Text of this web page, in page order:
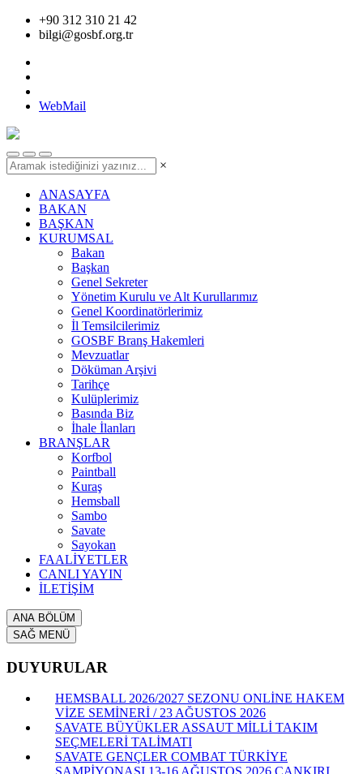
+90 312 310 21 42
bilgi@gosbf.org.tr
WebMail
×
ANASAYFA
BAKAN
BAŞKAN
KURUMSAL
Bakan
Başkan
Genel Sekreter
Yönetim Kurulu ve Alt Kurullarımız
Genel Koordinatörlerimiz
İl Temsilcilerimiz
GOSBF Branş Hakemleri
Mevzuatlar
Döküman Arşivi
Tarihçe
Kulüplerimiz
Basında Biz
İhale İlanları
BRANŞLAR
Korfbol
Paintball
Kuraş
Hemsball
Sambo
Savate
Sayokan
FAALİYETLER
CANLI YAYIN
İLETİŞİM
ANA BÖLÜM
SAĞ MENÜ
DUYURULAR
HEMSBALL 2026/2027 SEZONU ONLİNE HAKEM
VİZE SEMİNERİ / 23 AĞUSTOS 2026
SAVATE BÜYÜKLER ASSAUT MİLLİ TAKIM
SEÇMELERİ TALİMATI
SAVATE GENÇLER COMBAT TÜRKİYE